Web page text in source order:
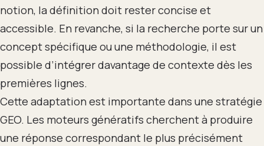
notion, la définition doit rester concise et
accessible. En revanche, si la recherche porte sur un
concept spécifique ou une méthodologie, il est
possible d’intégrer davantage de contexte dès les
premières lignes.
Cette adaptation est importante dans une stratégie
GEO. Les moteurs génératifs cherchent à produire
une réponse correspondant le plus précisément